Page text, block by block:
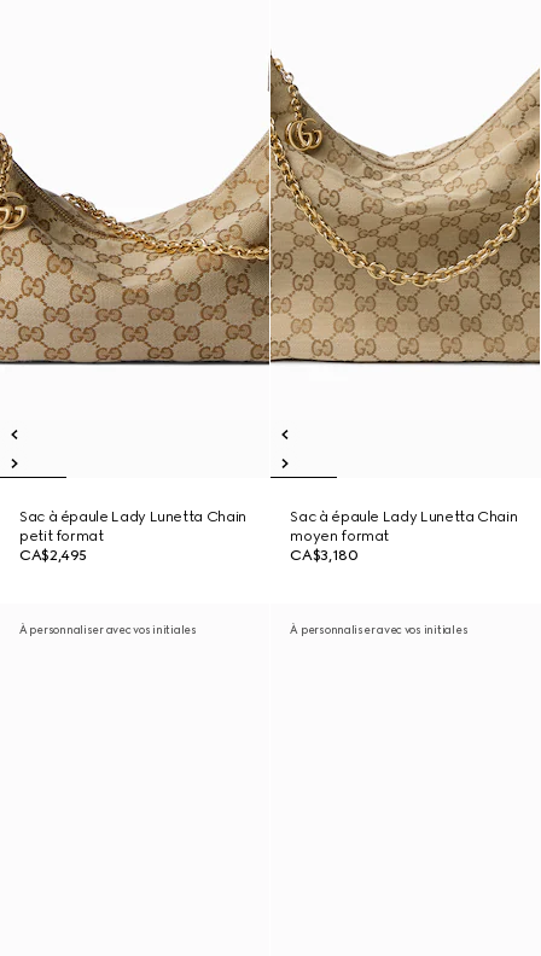
Sac à épaule Lady Lunetta Chain
petit format
CA$2,495
Sac à épaule Lady Lunetta Chain
moyen format
CA$3,180
À personnaliser avec vos initiales À personnaliser avec vos initiales